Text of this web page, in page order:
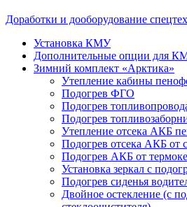
Доработки и дооборудование
Установка КМУ
Дополнительные опции для
Зимний комплект «Арктика»
Утепление кабины
Подогрев ФГО
Подогрев
Подогрев
Утепление отсека АКБ
Подогрев отсека АКБ от
Подогрев АКБ от
Установка зеркал с
Подогрев сиденья
Двойное остекление (с